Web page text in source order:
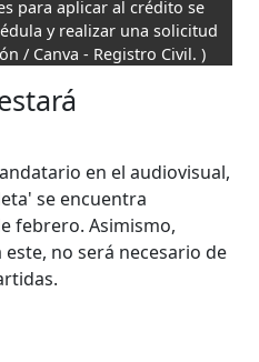
para aplicar al crédito se
y realizar una solicitud
/ Canva - Registro Civil. )
en el audiovisual,
se encuentra
febrero. Asimismo,
no será necesario de